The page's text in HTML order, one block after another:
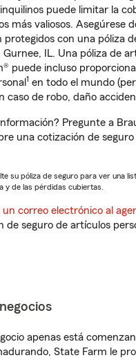
puede limitar la
más valiosos. Asegúrese
protegidos con una póliza
Gurnee, IL. Una póliza de
puede incluso
1 en todo el mundo
caso de robo, daño
Pregunte a
una cotización de
su póliza de seguro para ver una
y de las pérdidas cubiertas.
un correo electrónico al
de seguro de artículos
apenas está
State Farm le